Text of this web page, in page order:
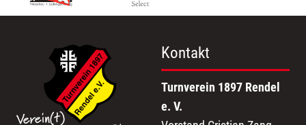
Kontakt
Turnverein 1897 Rendel
e. V.